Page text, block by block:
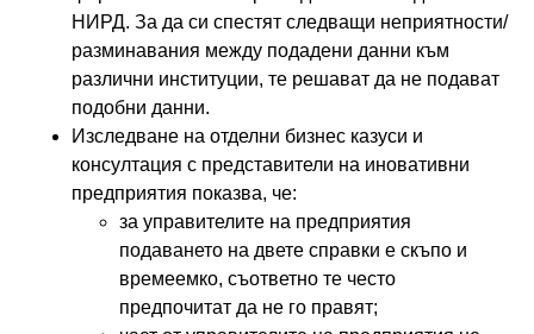
НИРД. За да си спестят следващи неприятности/
разминавания между подадени данни към
различни институции, те решават да не подават
подобни данни.
Изследване на отделни бизнес казуси и
консултация с представители на иновативни
предприятия показва, че:
за управителите на предприятия
подаването на двете справки е скъпо и
времеемко, съответно те често
предпочитат да не го правят;